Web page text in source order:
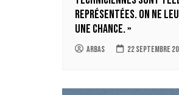
représentées. On ne
une chance. »
Arbas 22 septembre